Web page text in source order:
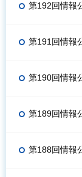
第192回情報
第191回情報
第190回情報
第189回情報
第188回情報